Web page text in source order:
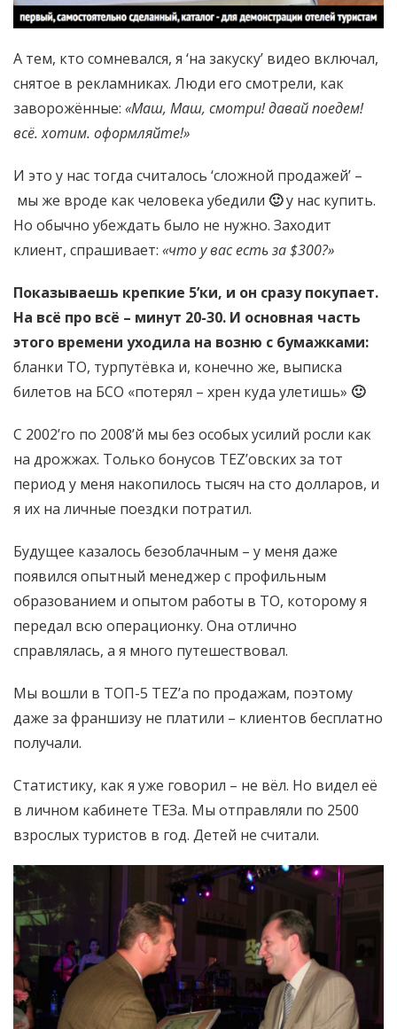
А тем, кто сомневался, я ‘на закуску’ видео включал,
снятое в рекламниках. Люди его смотрели, как
заворожённые: «Маш, Маш, смотри! давай поедем!
всё. хотим. оформляйте!»
И это у нас тогда считалось ‘сложной продажей’ –
мы же вроде как человека убедили 🙂у нас купить.
Но обычно убеждать было не нужно. Заходит
клиент, спрашивает: «что у вас есть за $300?»
Показываешь крепкие 5’ки, и он сразу покупает.
На всё про всё – минут 20-30. И основная часть
этого времени уходила на возню с бумажками:
бланки ТО, турпутёвка и, конечно же, выписка
билетов на БСО «потерял – хрен куда улетишь» 🙂
С 2002’го по 2008’й мы без особых усилий росли как
на дрожжах. Только бонусов TEZ’овских за тот
период у меня накопилось тысяч на сто долларов, и
я их на личные поездки потратил.
Будущее казалось безоблачным – у меня даже
появился опытный менеджер с профильным
образованием и опытом работы в ТО, которому я
передал всю операционку. Она отлично
справлялась, а я много путешествовал.
Мы вошли в ТОП-5 TEZ’а по продажам, поэтому
даже за франшизу не платили – клиентов бесплатно
получали.
Статистику, как я уже говорил – не вёл. Но видел её
в личном кабинете ТЕЗа. Мы отправляли по 2500
взрослых туристов в год. Детей не считали.